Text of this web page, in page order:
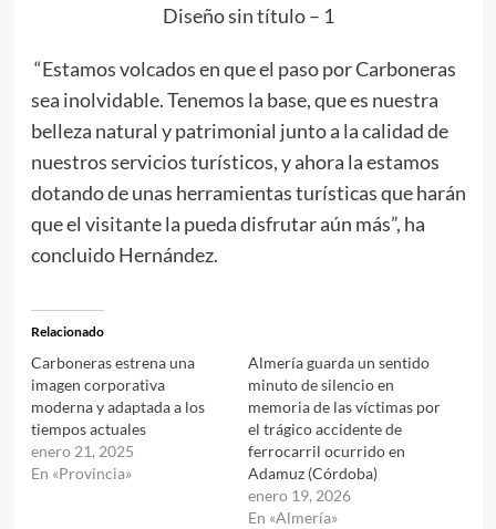
Diseño sin título – 1
“Estamos volcados en que el paso por Carboneras
sea inolvidable. Tenemos la base, que es nuestra
belleza natural y patrimonial junto a la calidad de
nuestros servicios turísticos, y ahora la estamos
dotando de unas herramientas turísticas que harán
que el visitante la pueda disfrutar aún más”, ha
concluido Hernández.
Relacionado
Carboneras estrena una
imagen corporativa
moderna y adaptada a los
tiempos actuales
enero 21, 2025
En «Provincia»
Almería guarda un sentido
minuto de silencio en
memoria de las víctimas por
el trágico accidente de
ferrocarril ocurrido en
Adamuz (Córdoba)
enero 19, 2026
En «Almería»